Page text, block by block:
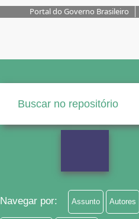
Portal do Governo Brasileiro
Navegar por: Assunto Autores